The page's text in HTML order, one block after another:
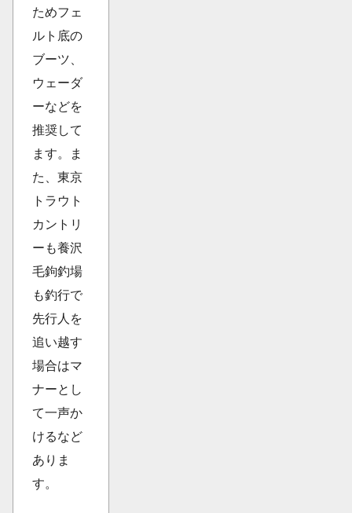
ためフェ
ルト底の
ブーツ、
ウェーダ
ーなどを
推奨して
ます。ま
た、東京
トラウト
カントリ
ーも養沢
毛鉤釣場
も釣行で
先行人を
追い越す
場合はマ
ナーとし
て一声か
けるなど
ありま
す。